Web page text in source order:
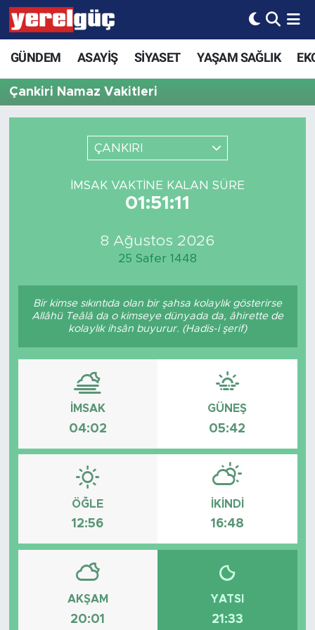
GÜNDEM ASAYİŞ SİYASET YAŞAM SAĞLIK
Çankiri Namaz Vakitleri
ÇANKIRI
İMSAK VAKTINE KALAN SÜRE
01:51:11
8 Ağustos 2026
25 Safer 1448
Bir kimse sıkıntıda olan bir şahsa kolaylık gösterirse
Allâhü Teâlâ da o kimseye dünyada da, âhirette de
kolaylık ihsân buyurur. (Hadis-i şerif)
İMSAK
04:02
GÜNEŞ
05:42
ÖĞLE
12:56
İKINDI
16:48
AKŞAM
20:01
YATSI
21:33